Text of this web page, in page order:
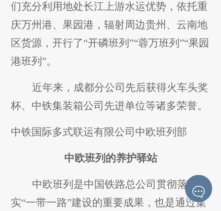
们充分利用地处长江上游水运优势，依托重
庆万州港、果园港，辐射周边贵州、云南地
区货源，开行了“开磷班列”“蓉万班列”“果园
港班列”。
近年来，成都分公司先后获得火车头奖
杯、中铁集装箱公司先进单位等诸多荣誉。
中铁国际多式联运有限公司中欧班列部
中欧班列的养护驿站
中欧班列是中国铁路总公司贯彻落
实“一带一路”建设的重要成果，也是通过集